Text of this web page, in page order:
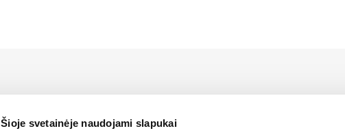
Šioje svetainėje naudojami slapukai
paslaugas ir sprendimus Lietuvos teritorijoje.